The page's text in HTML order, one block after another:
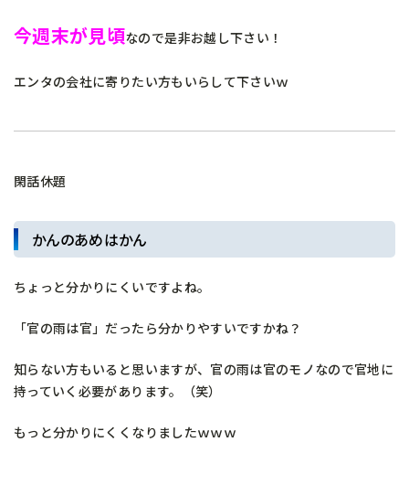
今週末が見頃なので是非お越し下さい！
エンタの会社に寄りたい方もいらして下さいｗ
閑話休題
かんのあめはかん
ちょっと分かりにくいですよね。
「官の雨は官」だったら分かりやすいですかね？
知らない方もいると思いますが、官の雨は官のモノなので官地に
持っていく必要があります。（笑）
もっと分かりにくくなりましたｗｗｗ